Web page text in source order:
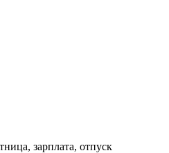
зарплата, отпуск